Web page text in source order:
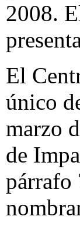
2008.
El
único
marzo
de
párrafo